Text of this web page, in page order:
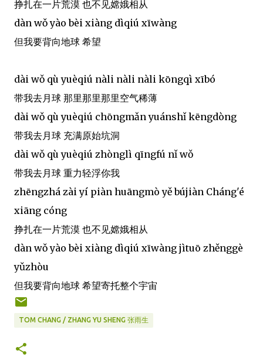
挣扎在一片荒漠 也不见嫦娥相从
dàn wǒ yào bèi xiàng dìqiú xīwàng
但我要背向地球 希望
dài wǒ qù yuèqiú nàli nàli nàli kōngqì xībó
带我去月球 那里那里那里空气稀薄
dài wǒ qù yuèqiú chōngmǎn yuánshǐ kēngdòng
带我去月球 充满原始坑洞
dài wǒ qù yuèqiú zhònglì qīngfú nǐ wǒ
带我去月球 重力轻浮你我
zhēngzhá zài yí piàn huāngmò yě bújiàn Cháng'é
xiāng cóng
挣扎在一片荒漠 也不见嫦娥相从
dàn wǒ yào bèi xiàng dìqiú xīwàng jìtuō zhěnggè
yǔzhòu
但我要背向地球 希望寄托整个宇宙
TOM CHANG / ZHANG YU SHENG 张雨生